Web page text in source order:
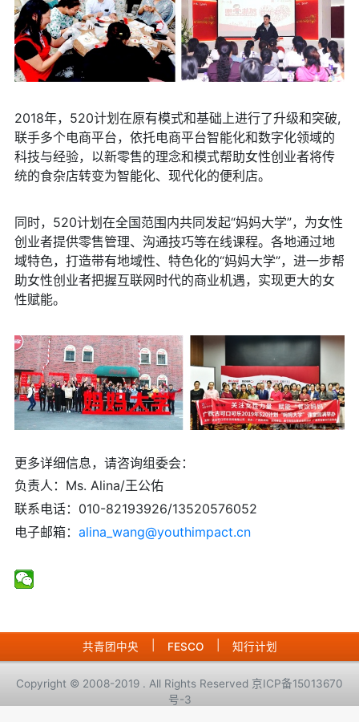
2018年，520计划在原有模式和基础上进行了升级和突破,
联手多个电商平台，依托电商平台智能化和数字化领域的
科技与经验，以新零售的理念和模式帮助女性创业者将传
统的食杂店转变为智能化、现代化的便利店。
同时，520计划在全国范围内共同发起“妈妈大学”，为女性
创业者提供零售管理、沟通技巧等在线课程。各地通过地
域特色，打造带有地域性、特色化的“妈妈大学”，进一步帮
助女性创业者把握互联网时代的商业机遇，实现更大的女
性赋能。
更多详细信息，请咨询组委会：
负责人：Ms. Alina/王公佑
联系电话：010-82193926/13520576052
电子邮箱： alina_wang@youthimpact.cn
共青团中央 FESCO 知行计划
Copyright © 2008-2019 . All Rights Reserved 京ICP备15013670
号-3